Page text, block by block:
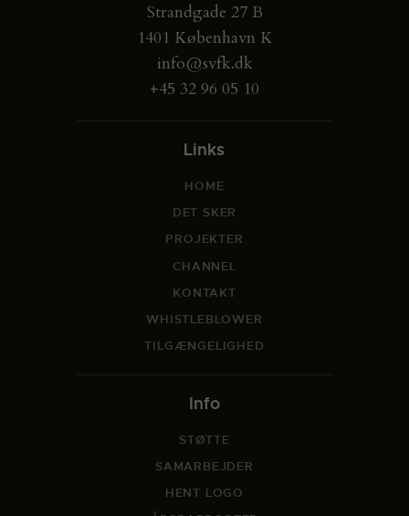
Strandgade 27 B
1401 København K
info@svfk.dk
+45 32 96 05 10
Links
HOME
DET SKER
PROJEKTER
CHANNEL
KONTAKT
WHISTLEBLOWER
TILGÆNGELIGHED
Info
STØTTE
SAMARBEJDER
HENT LOGO